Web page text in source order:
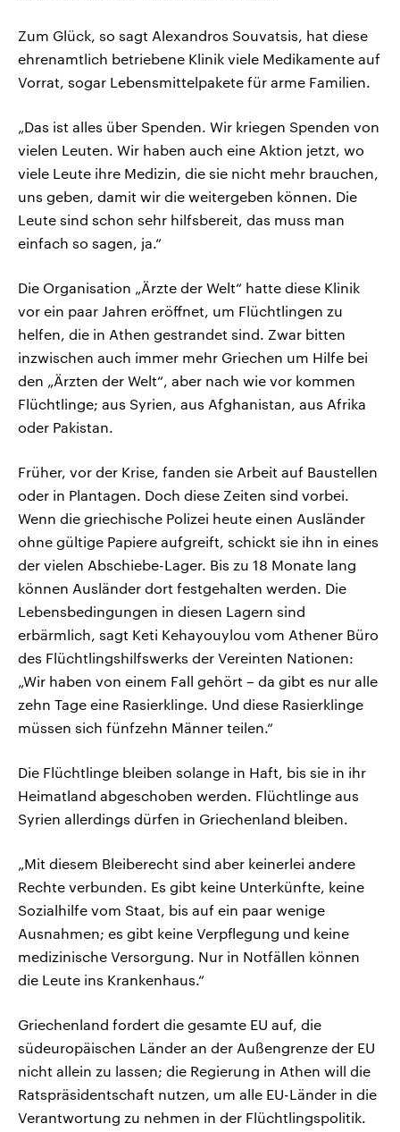
Zum Glück, so sagt Alexandros Souvatsis, hat diese
ehrenamtlich betriebene Klinik viele Medikamente auf
Vorrat, sogar Lebensmittelpakete für arme Familien.
„Das ist alles über Spenden. Wir kriegen Spenden von
vielen Leuten. Wir haben auch eine Aktion jetzt, wo
viele Leute ihre Medizin, die sie nicht mehr brauchen,
uns geben, damit wir die weitergeben können. Die
Leute sind schon sehr hilfsbereit, das muss man
einfach so sagen, ja.“
Die Organisation „Ärzte der Welt“ hatte diese Klinik
vor ein paar Jahren eröffnet, um Flüchtlingen zu
helfen, die in Athen gestrandet sind. Zwar bitten
inzwischen auch immer mehr Griechen um Hilfe bei
den „Ärzten der Welt“, aber nach wie vor kommen
Flüchtlinge; aus Syrien, aus Afghanistan, aus Afrika
oder Pakistan.
Früher, vor der Krise, fanden sie Arbeit auf Baustellen
oder in Plantagen. Doch diese Zeiten sind vorbei.
Wenn die griechische Polizei heute einen Ausländer
ohne gültige Papiere aufgreift, schickt sie ihn in eines
der vielen Abschiebe-Lager. Bis zu 18 Monate lang
können Ausländer dort festgehalten werden. Die
Lebensbedingungen in diesen Lagern sind
erbärmlich, sagt Keti Kehayouylou vom Athener Büro
des Flüchtlingshilfswerks der Vereinten Nationen:
„Wir haben von einem Fall gehört – da gibt es nur alle
zehn Tage eine Rasierklinge. Und diese Rasierklinge
müssen sich fünfzehn Männer teilen.“
Die Flüchtlinge bleiben solange in Haft, bis sie in ihr
Heimatland abgeschoben werden. Flüchtlinge aus
Syrien allerdings dürfen in Griechenland bleiben.
„Mit diesem Bleiberecht sind aber keinerlei andere
Rechte verbunden. Es gibt keine Unterkünfte, keine
Sozialhilfe vom Staat, bis auf ein paar wenige
Ausnahmen; es gibt keine Verpflegung und keine
medizinische Versorgung. Nur in Notfällen können
die Leute ins Krankenhaus.“
Griechenland fordert die gesamte EU auf, die
südeuropäischen Länder an der Außengrenze der EU
nicht allein zu lassen; die Regierung in Athen will die
Ratspräsidentschaft nutzen, um alle EU-Länder in die
Verantwortung zu nehmen in der Flüchtlingspolitik.